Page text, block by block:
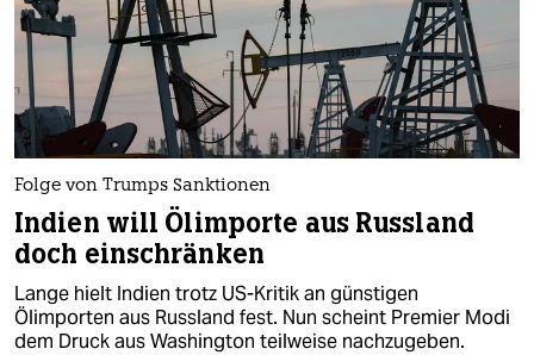
Folge von Trumps Sanktionen
Indien will Ölimporte aus Russland
doch einschränken
Lange hielt Indien trotz US-Kritik an günstigen
Ölimporten aus Russland fest. Nun scheint Premier Modi
dem Druck aus Washington teilweise nachzugeben.